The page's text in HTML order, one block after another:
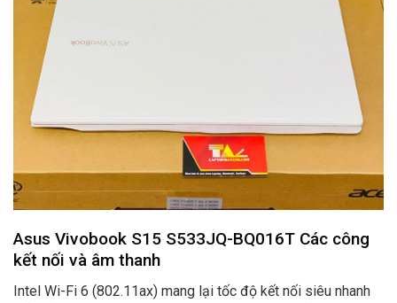
Asus Vivobook S15 S533JQ-BQ016T Các công
kết nối và âm thanh
Intel Wi-Fi 6 (802.11ax) mang lại tốc độ kết nối siêu nhanh